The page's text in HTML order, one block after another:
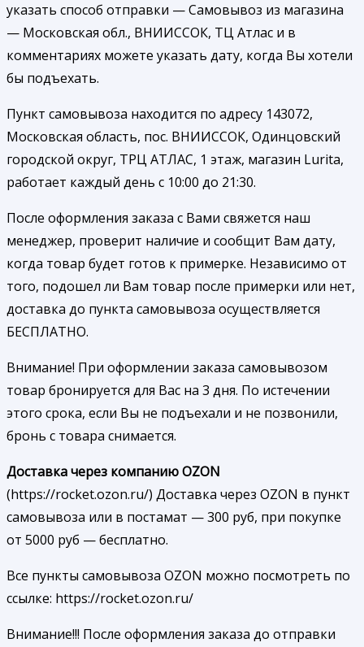
указать способ отправки — Самовывоз из магазина
— Московская обл., ВНИИССОК, ТЦ Атлас и в
комментариях можете указать дату, когда Вы хотели
бы подъехать.
Пункт самовывоза находится по адресу 143072,
Московская область, пос. ВНИИССОК, Одинцовский
городской округ, ТРЦ АТЛАС, 1 этаж, магазин Lurita,
работает каждый день с 10:00 до 21:30.
После оформления заказа с Вами свяжется наш
менеджер, проверит наличие и сообщит Вам дату,
когда товар будет готов к примерке. Независимо от
того, подошел ли Вам товар после примерки или нет,
доставка до пункта самовывоза осуществляется
БЕСПЛАТНО.
Внимание! При оформлении заказа самовывозом
товар бронируется для Вас на 3 дня. По истечении
этого срока, если Вы не подъехали и не позвонили,
бронь с товара снимается.
Доставка через компанию OZON
(https://rocket.ozon.ru/) Доставка через OZON в пункт
самовывоза или в постамат — 300 руб, при покупке
от 5000 руб — бесплатно.
Все пункты самовывоза OZON можно посмотреть по
ссылке: https://rocket.ozon.ru/
Внимание!!! После оформления заказа до отправки